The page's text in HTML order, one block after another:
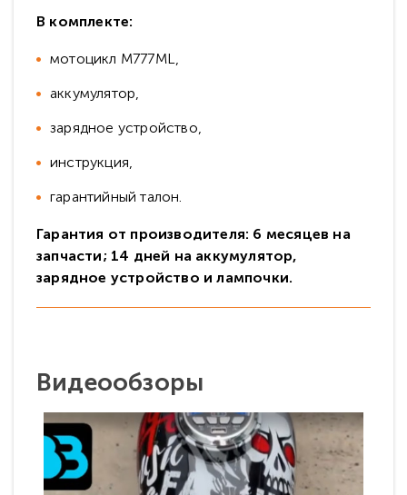
В комплекте:
мотоцикл M777ML,
аккумулятор,
зарядное устройство,
инструкция,
гарантийный талон.
Гарантия от производителя: 6 месяцев на
запчасти; 14 дней на аккумулятор,
зарядное устройство и лампочки.
Видеообзоры